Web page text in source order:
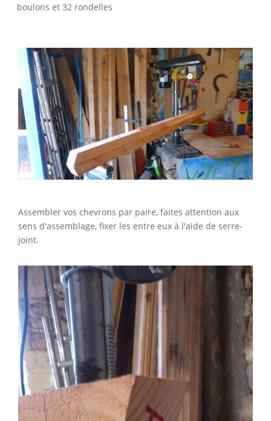
boulons et 32 rondelles
Assembler vos chevrons par paire, faites attention aux
sens d'assemblage, fixer les entre eux à l'aide de serre-
joint.